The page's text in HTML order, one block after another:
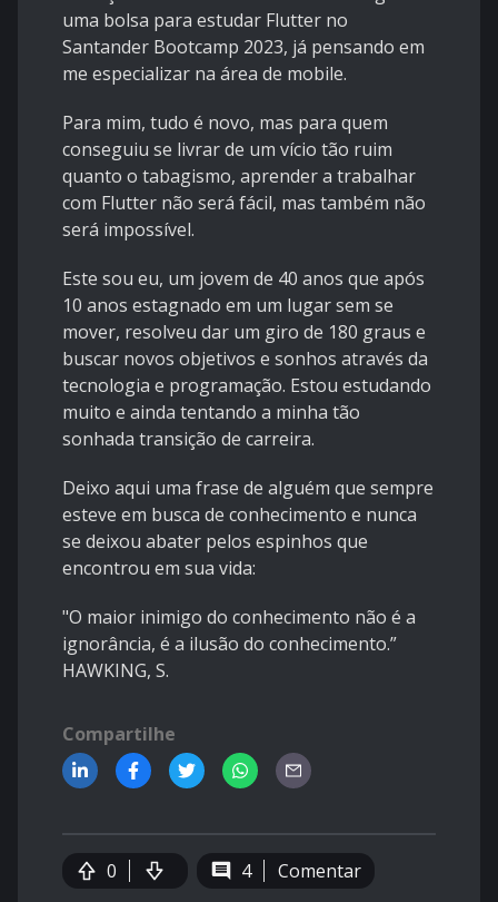
uma bolsa para estudar Flutter no
Santander Bootcamp 2023, já pensando em
me especializar na área de mobile.
Para mim, tudo é novo, mas para quem
conseguiu se livrar de um vício tão ruim
quanto o tabagismo, aprender a trabalhar
com Flutter não será fácil, mas também não
será impossível.
Este sou eu, um jovem de 40 anos que após
10 anos estagnado em um lugar sem se
mover, resolveu dar um giro de 180 graus e
buscar novos objetivos e sonhos através da
tecnologia e programação. Estou estudando
muito e ainda tentando a minha tão
sonhada transição de carreira.
Deixo aqui uma frase de alguém que sempre
esteve em busca de conhecimento e nunca
se deixou abater pelos espinhos que
encontrou em sua vida:
"O maior inimigo do conhecimento não é a
ignorância, é a ilusão do conhecimento.”
HAWKING, S.
Compartilhe
0 4 Comentar